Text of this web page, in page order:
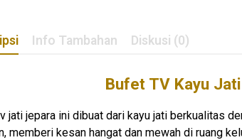
Info Tambahan Diskusi (0)
Bufet TV Kayu
jati jepara ini dibuat dari kayu jati berkualitas
memberi kesan hangat dan mewah di ruang